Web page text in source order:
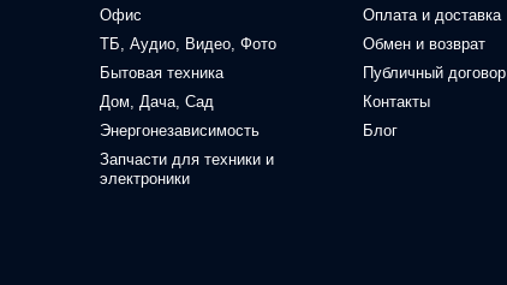
Офис
ТБ, Аудио, Видео, Фото
Бытовая техника
Дом, Дача, Сад
Энергонезависимость
Запчасти для техники и
электроники
Оплата и доставка
Обмен и возврат
Публичный договор
Контакты
Блог